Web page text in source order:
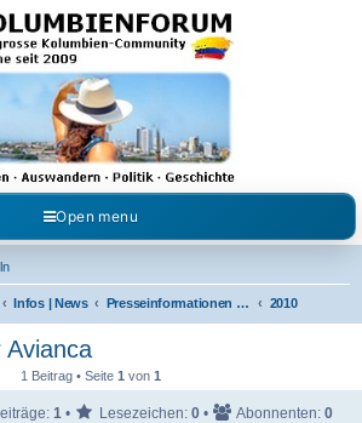
- Das
Geschichte und Visum in Kolumbien und Venezuela.
im Kolumbienforum
Open menu
Infos | News Presseinformationen & Neuigkeiten 2010
Avianca
1 Beitrag • Seite 1 von 1
1 • Lesezeichen: 0 • Abonnenten: 0